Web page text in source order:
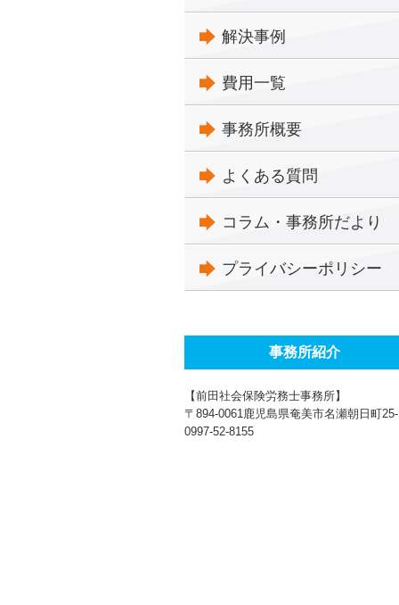
解決事例
費用一覧
事務所概要
よくある質問
コラム・事務所だより
プライバシーポリシー
事務所紹介
【前田社会保険労務士事務所】
〒894-0061鹿児島県奄美市名瀬朝日町
0997-52-8155